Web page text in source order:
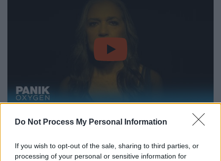
Do Not Process My Personal Information
If you wish to opt-out of the sale, sharing to third parties, or
processing of your personal or sensitive information for
video
Χρησιμοποιείτε συχνά τη λέξη «εξέλιξη». Τι
σας εμπειρίες;